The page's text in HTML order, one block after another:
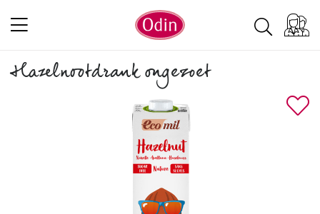
Hazelnootdrank ongezoet